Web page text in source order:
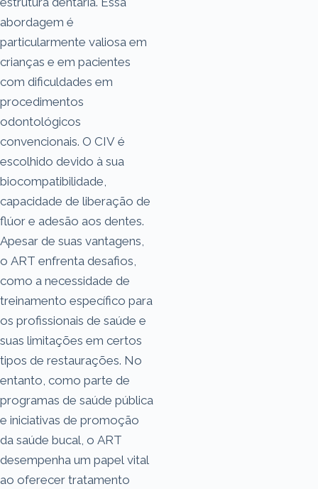
abordagem é
particularmente valiosa em
crianças e em pacientes
com dificuldades em
procedimentos
odontológicos
convencionais. O CIV é
escolhido devido à sua
biocompatibilidade,
capacidade de liberação de
flúor e adesão aos dentes.
Apesar de suas vantagens,
o ART enfrenta desafios,
como a necessidade de
treinamento específico para
os profissionais de saúde e
suas limitações em certos
tipos de restaurações. No
entanto, como parte de
programas de saúde pública
e iniciativas de promoção
da saúde bucal, o ART
desempenha um papel vital
ao oferecer tratamento